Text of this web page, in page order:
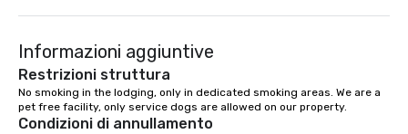
snack options to make your day with
your team enjoyable and successful.
We have a large dining hall that can
serve 450 guests at a time. But, if you
would like a more intimate upscale
Informazioni aggiuntive
Restrizioni struttura
No smoking in the lodging, only in dedicated smoking areas. We are a
pet free facility, only service dogs are allowed on our property.
Condizioni di annullamento